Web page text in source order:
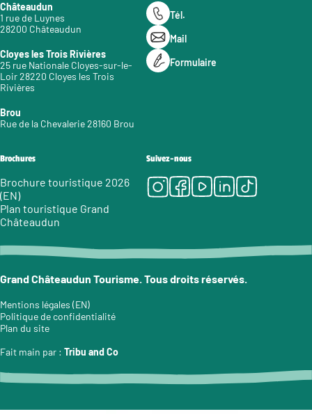
Châteaudun
1 rue de Luynes
28200 Châteaudun
Cloyes les Trois Rivières
25 rue Nationale Cloyes-sur-le-
Loir 28220 Cloyes les Trois
Rivières
Brou
Rue de la Chevalerie 28160 Brou
Tél.
Mail
Formulaire
Brochures
Brochure touristique 2026
(EN)
Plan touristique Grand
Châteaudun
Suivez-nous
Instagram
Facebook
Youtube
LinkedIn
Tiktok
Grand Châteaudun Tourisme. Tous droits réservés.
Mentions légales (EN)
Politique de confidentialité
Plan du site
Fait main par : Tribu and Co